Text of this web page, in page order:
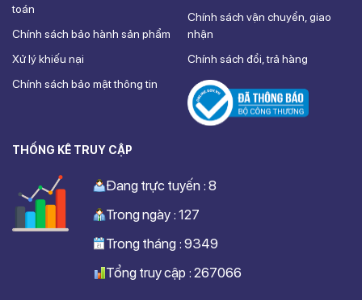
toán
Chính sách bảo hành sản phẩm
Xử lý khiếu nại
Chính sách bảo mật thông tin
Chính sách vận chuyển, giao
nhận
Chính sách đổi, trả hàng
THỐNG KÊ TRUY CẬP
Trong ngày : 127
Trong tháng : 9349
Tổng truy cập : 267066
Đang trực tuyến : 8